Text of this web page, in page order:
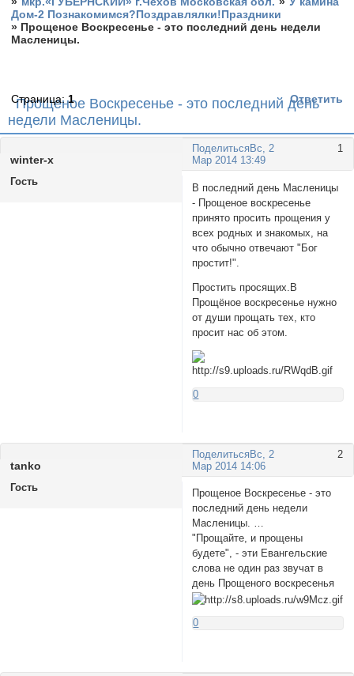
Дом-2 Познакомимся?Поздравлялки!Праздники
» Прощеное Воскресенье - это последний день недели
Масленицы.
Прощеное Воскресенье - это последний день
недели Масленицы.
Страница:1 Ответить
Поделиться 1
Вс, 2
Мар 2014 13:49
winter-x
Гость
В последний день Масленицы
- Прощеное воскресенье
принято просить прощения у
всех родных и знакомых, на
что обычно отвечают "Бог
простит!".
Простить просящих.В
Прощёное воскресенье нужно
от души прощать тех, кто
просит нас об этом.
0
Поделиться 2
Вс, 2
Мар 2014 14:06
tanko
Гость
Прощеное Воскресенье - это
последний день недели
Масленицы. …
"Прощайте, и прощены
будете", - эти Евангельские
слова не один раз звучат в
день Прощеного воскресенья
0